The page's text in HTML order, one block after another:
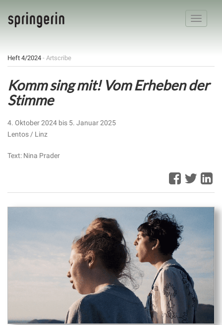
Toggle
Heft 4/2024 - Artscribe
Komm sing mit! Vom Erheben der
Stimme
4. Oktober 2024 bis 5. Januar 2025
Lentos / Linz
Text: Nina Prader